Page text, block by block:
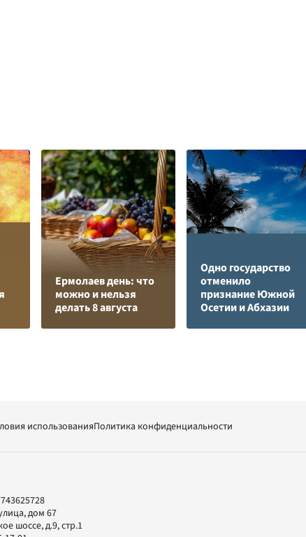
Ермолаев день: что
можно и нельзя
делать 8 августа
Одно государство
отменило
признание Южной
Осетии и Абхазии
использованияПолитика конфиденциальности
дом 67
шоссе, д.9, стр.1